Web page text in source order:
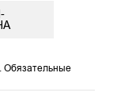
Обязательные